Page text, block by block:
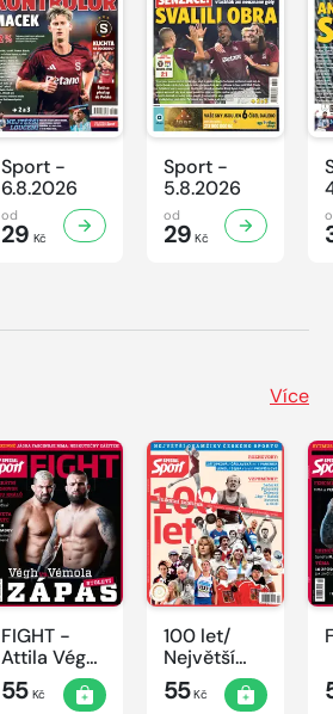
Sport -
6.8.2026
od
29 Kč
Sport -
5.8.2026
od
29 Kč
Více
FIGHT -
Attila Végh
vs. Karlos
Vémola
55Kč
100 let/
Největší
okamžiky
českého
55Kč